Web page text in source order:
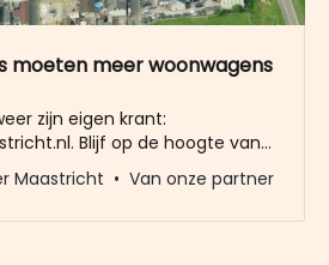
moeten meer woonwagens
zijn eigen krant:
Blijf op de hoogte van
politiek, horeca,
en historie.
Maastricht Van onze partner